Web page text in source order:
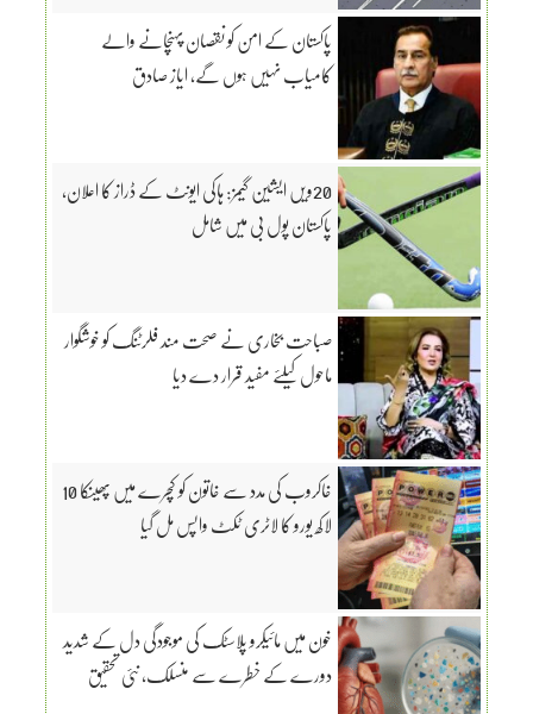
پاکستان کے امن کو نقصان پہنچانے والے
کامیاب نہیں ہوں گے، ایاز صادق
20ویں ایشین گیمز: ہاکی ایونٹ کے ڈراز کا اعلان،
پاکستان پول بی میں شامل
صباحت بخاری نے صحت مند فلرٹنگ کو خوشگوار
ماحول کیلئے مفید قرار دے دیا
خاکروب کی مدد سے خاتون کو کچرے میں پھینکا 10
لاکھ یورو کا لاٹری ٹکٹ واپس مل گیا
خون میں مائیکرو پلاسٹک کی موجودگی دل کے شدید
دورے کے خطرے سے منسلک، نئی تحقیق